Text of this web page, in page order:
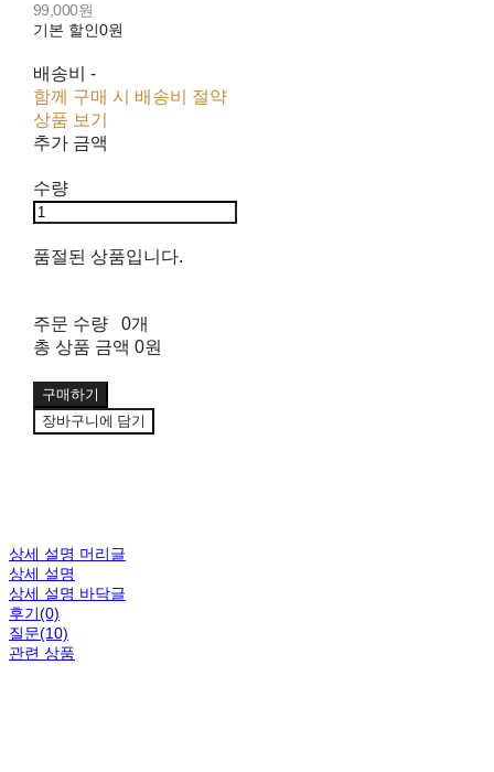
99,000원
기본 할인0원
배송비 -
함께 구매 시 배송비 절약
상품 보기
추가 금액
수량
품절된 상품입니다.
주문 수량
0개
총 상품 금액 0원
구매하기
장바구니에 담기
상세 설명 머리글
상세 설명
상세 설명 바닥글
후기(0)
질문(10)
관련 상품